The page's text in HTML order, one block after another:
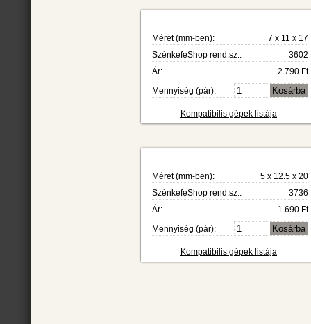
Méret (mm-ben):
7 x 11 x 17
SzénkefeShop rend.sz.:
3602
Ár:
2 790 Ft
Mennyiség (pár):
Kompatibilis gépek listája
Méret (mm-ben):
5 x 12.5 x 20
SzénkefeShop rend.sz.:
3736
Ár:
1 690 Ft
Mennyiség (pár):
Kompatibilis gépek listája